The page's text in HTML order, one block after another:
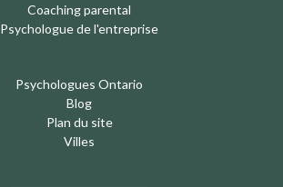
Coaching parental
Psychologue de l'entreprise
Psychologues Ontario
Blog
Plan du site
Villes